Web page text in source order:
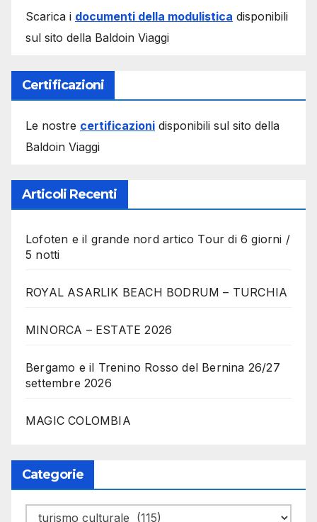
Scarica i documenti della modulistica disponibili
sul sito della Baldoin Viaggi
Certificazioni
Le nostre certificazioni disponibili sul sito della
Baldoin Viaggi
Articoli Recenti
Lofoten e il grande nord artico Tour di 6 giorni /
5 notti
ROYAL ASARLIK BEACH BODRUM – TURCHIA
MINORCA – ESTATE 2026
Bergamo e il Trenino Rosso del Bernina 26/27
settembre 2026
MAGIC COLOMBIA
Categorie
Categorie